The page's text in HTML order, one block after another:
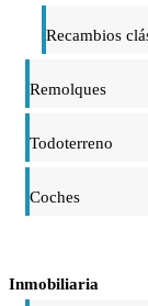
Recambios
Remolques
Todoterreno
Coches
Inmobiliaria